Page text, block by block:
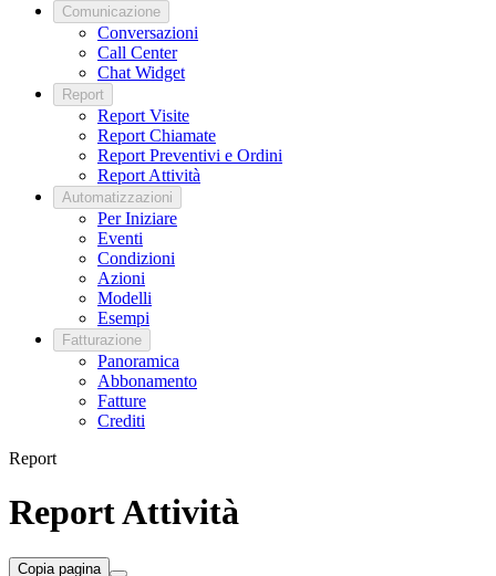
Comunicazione
Conversazioni
Call Center
Chat Widget
Report
Report Visite
Report Chiamate
Report Preventivi e Ordini
Report Attività
Automatizzazioni
Per Iniziare
Eventi
Condizioni
Azioni
Modelli
Esempi
Fatturazione
Panoramica
Abbonamento
Fatture
Crediti
Report
Report Attività
Copia pagina